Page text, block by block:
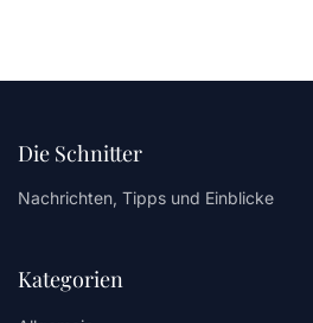
Die Schnitter
Nachrichten, Tipps und Einblicke
Kategorien